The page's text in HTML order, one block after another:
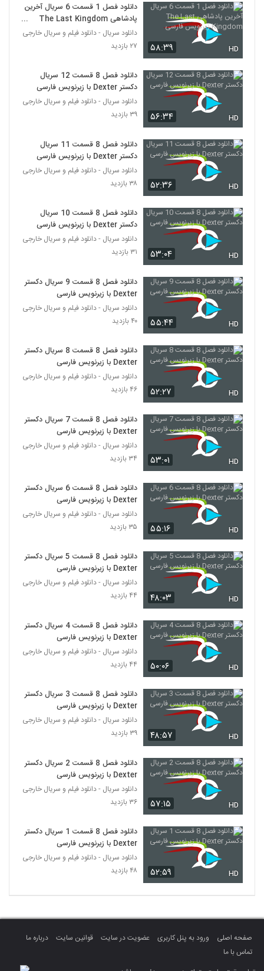
۵۸:۳۹ HD
دانلود فصل 1 قسمت 6 سریال آخرین
پادشاهی The Last Kingdom
زیرنویس فارسی
دانلود سریال - دانلود فیلم و سریال خارجی
۲۷ بازدید
۵۶:۳۴ HD
دانلود فصل 8 قسمت 12 سریال
دکستر Dexter با زیرنویس فارسی
دانلود سریال - دانلود فیلم و سریال خارجی
۳۹ بازدید
۵۲:۳۶ HD
دانلود فصل 8 قسمت 11 سریال
دکستر Dexter با زیرنویس فارسی
دانلود سریال - دانلود فیلم و سریال خارجی
۳۸ بازدید
۵۳:۰۴ HD
دانلود فصل 8 قسمت 10 سریال
دکستر Dexter با زیرنویس فارسی
دانلود سریال - دانلود فیلم و سریال خارجی
۳۱ بازدید
۵۵:۴۴ HD
دانلود فصل 8 قسمت 9 سریال دکستر
Dexter با زیرنویس فارسی
دانلود سریال - دانلود فیلم و سریال خارجی
۴۰ بازدید
۵۲:۲۷ HD
دانلود فصل 8 قسمت 8 سریال دکستر
Dexter با زیرنویس فارسی
دانلود سریال - دانلود فیلم و سریال خارجی
۴۶ بازدید
۵۳:۰۱ HD
دانلود فصل 8 قسمت 7 سریال دکستر
Dexter با زیرنویس فارسی
دانلود سریال - دانلود فیلم و سریال خارجی
۳۴ بازدید
۵۵:۱۶ HD
دانلود فصل 8 قسمت 6 سریال دکستر
Dexter با زیرنویس فارسی
دانلود سریال - دانلود فیلم و سریال خارجی
۳۵ بازدید
۴۸:۰۳ HD
دانلود فصل 8 قسمت 5 سریال دکستر
Dexter با زیرنویس فارسی
دانلود سریال - دانلود فیلم و سریال خارجی
۴۴ بازدید
۵۰:۰۶ HD
دانلود فصل 8 قسمت 4 سریال دکستر
Dexter با زیرنویس فارسی
دانلود سریال - دانلود فیلم و سریال خارجی
۴۴ بازدید
۴۸:۵۷ HD
دانلود فصل 8 قسمت 3 سریال دکستر
Dexter با زیرنویس فارسی
دانلود سریال - دانلود فیلم و سریال خارجی
۳۹ بازدید
۵۷:۱۵ HD
دانلود فصل 8 قسمت 2 سریال دکستر
Dexter با زیرنویس فارسی
دانلود سریال - دانلود فیلم و سریال خارجی
۳۶ بازدید
۵۲:۵۹ HD
دانلود فصل 8 قسمت 1 سریال دکستر
Dexter با زیرنویس فارسی
دانلود سریال - دانلود فیلم و سریال خارجی
۴۸ بازدید
صفحه اصلی ورود به پنل کاربری عضویت در سایت قوانین سایت
درباره ما
تماس با ما